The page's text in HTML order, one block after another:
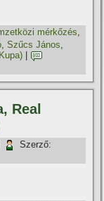
mérkőzés,
,Szűcs János
Real
Szerző: